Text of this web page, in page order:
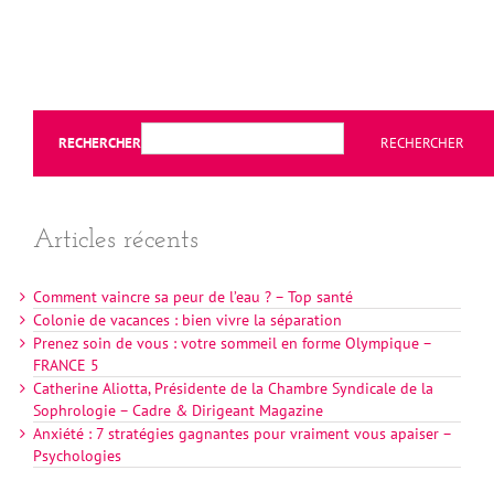
RECHERCHER RECHERCHER
Articles récents
Comment vaincre sa peur de l’eau ? – Top santé
Colonie de vacances : bien vivre la séparation
Prenez soin de vous : votre sommeil en forme Olympique –
FRANCE 5
Catherine Aliotta, Présidente de la Chambre Syndicale de la
Sophrologie – Cadre & Dirigeant Magazine
Anxiété : 7 stratégies gagnantes pour vraiment vous apaiser –
Psychologies